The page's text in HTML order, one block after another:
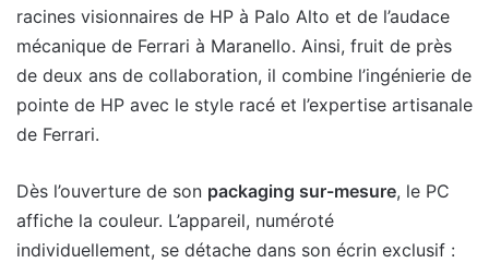
racines visionnaires de HP à Palo Alto et de l’audace
mécanique de Ferrari à Maranello. Ainsi, fruit de près
de deux ans de collaboration, il combine l’ingénierie de
pointe de HP avec le style racé et l’expertise artisanale
de Ferrari.
Dès l’ouverture de son packaging sur-mesure, le PC
affiche la couleur. L’appareil, numéroté
individuellement, se détache dans son écrin exclusif :